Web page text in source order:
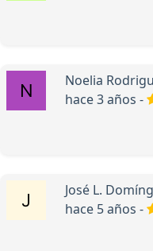
Noelia
hace 3 años -
José L.
hace 5 años -